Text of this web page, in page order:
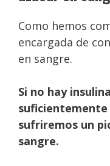
Como hemos
encargada de
en sangre.
Si no hay
sufriremos un
sangre.